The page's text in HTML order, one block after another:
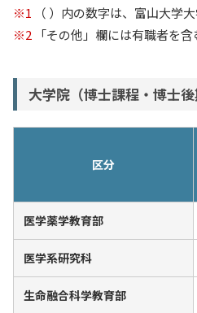
※1 （ ）内の数字は、富山大学
※2 「その他」欄には有職者を含
大学院（博士課程・博士後
区分
医学薬学教育部
医学系研究科
生命融合科学教育部